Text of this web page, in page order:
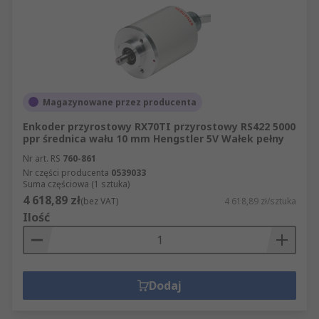
Magazynowane przez producenta
Enkoder przyrostowy RX70TI przyrostowy RS422 5000
ppr średnica wału 10 mm Hengstler 5V Wałek pełny
Nr art. RS 760-861
Nr części producenta 0539033
Suma częściowa (1 sztuka)
4 618,89 zł(bez VAT) 4 618,89 zł/sztuka
Ilość
Dodaj